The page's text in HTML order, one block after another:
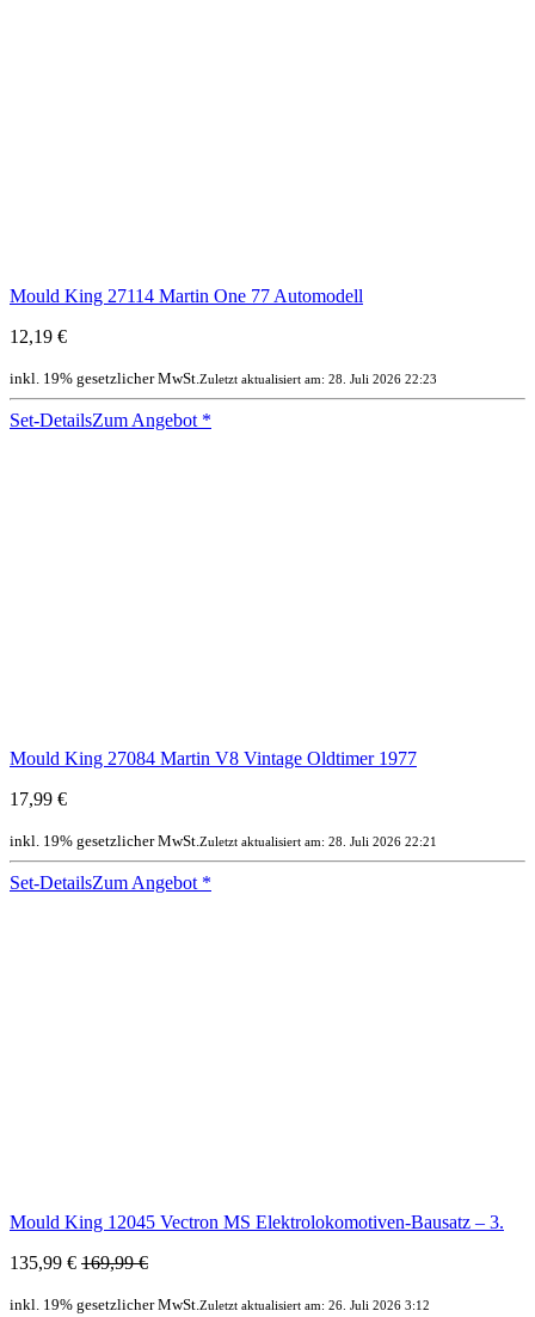
Mould King 27114 Martin One 77 Automodell
12,19 €
inkl. 19% gesetzlicher MwSt.Zuletzt aktualisiert am: 28. Juli 2026 22:23
Set-DetailsZum Angebot *
Mould King 27084 Martin V8 Vintage Oldtimer 1977
17,99 €
inkl. 19% gesetzlicher MwSt.Zuletzt aktualisiert am: 28. Juli 2026 22:21
Set-DetailsZum Angebot *
Mould King 12045 Vectron MS Elektrolokomotiven-Bausatz – 3.
135,99 € 169,99 €
inkl. 19% gesetzlicher MwSt.Zuletzt aktualisiert am: 26. Juli 2026 3:12